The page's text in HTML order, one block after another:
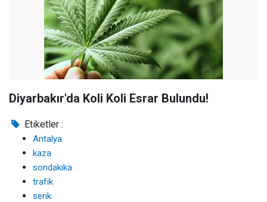
Diyarbakır'da Koli Koli Esrar Bulundu!
Etiketler :
Antalya
kaza
sondakika
trafik
serik